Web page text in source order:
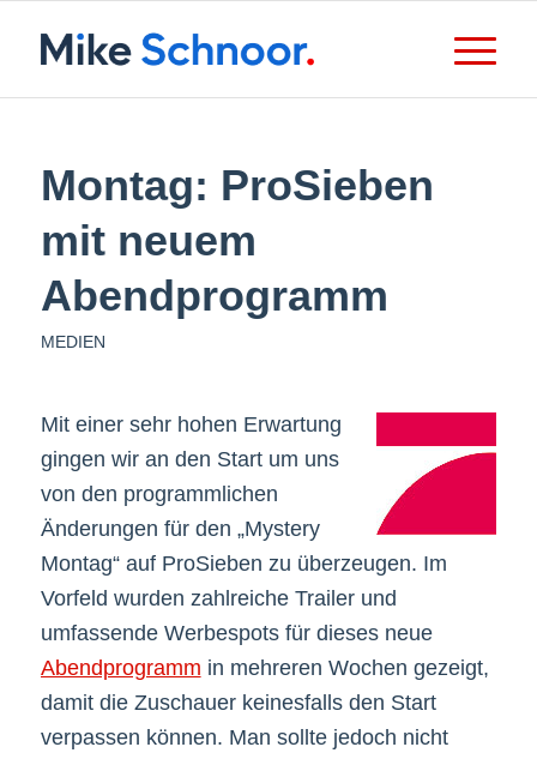
Montag: ProSieben
mit neuem
Abendprogramm
MEDIEN
Mit einer sehr hohen Erwartung
gingen wir an den Start um uns
von den programmlichen
Änderungen für den „Mystery
Montag“ auf ProSieben zu überzeugen. Im
Vorfeld wurden zahlreiche Trailer und
umfassende Werbespots für dieses neue
Abendprogramm in mehreren Wochen gezeigt,
damit die Zuschauer keinesfalls den Start
verpassen können. Man sollte jedoch nicht